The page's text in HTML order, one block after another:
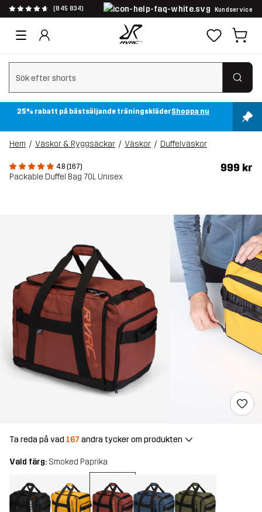
(845 834) Kundservice
Rensa sök
25% rabatt på bästsäljande träningskläderShoppa nu
Hem Väskor & Ryggsäckar Väskor Duffelväskor
4.8 (167)
Packable Duffel Bag 70L Unisex
999 kr
Ta reda på vad 167 andra tycker om produkten
Vald färg: Smoked Paprika